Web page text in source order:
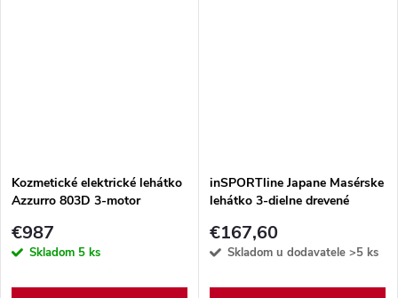
Kozmetické elektrické lehátko
Azzurro 803D 3-motor
€987
Skladom 5 ks
inSPORTline Japane Masérske
lehátko 3-dielne drevené
€167,60
Skladom u dodavatele >5 ks